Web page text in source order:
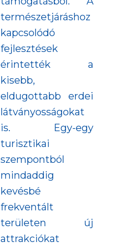
természetjáráshoz
kapcsolódó
fejlesztések
érintették a
kisebb,
eldugottabb erdei
látványosságokat
is. Egy-egy
turisztikai
szempontból
mindaddig
kevésbé
frekventált
területen új
attrakciókat